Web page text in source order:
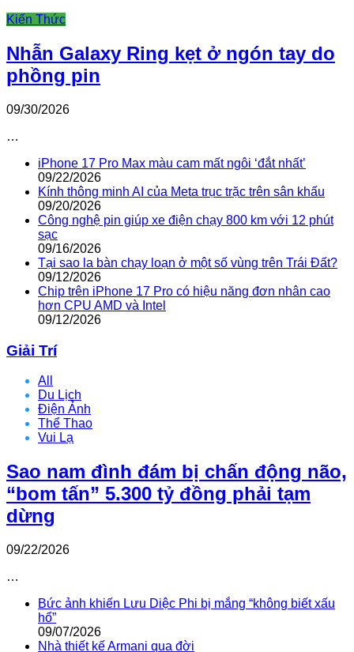
Kiến Thức
Nhẫn Galaxy Ring kẹt ở ngón tay do
phồng pin
09/30/2026
…
iPhone 17 Pro Max màu cam mất ngôi ‘đắt nhất’
09/22/2026
Kính thông minh AI của Meta trục trặc trên sân khấu
09/20/2026
Công nghệ pin giúp xe điện chạy 800 km với 12 phút
sạc
09/16/2026
Tại sao la bàn chạy loạn ở một số vùng trên Trái Đất?
09/12/2026
Chip trên iPhone 17 Pro có hiệu năng đơn nhân cao
hơn CPU AMD và Intel
09/12/2026
Giải Trí
All
Du Lịch
Điện Ảnh
Thể Thao
Vui Lạ
Sao nam đình đám bị chấn động não,
“bom tấn” 5.300 tỷ đồng phải tạm
dừng
09/22/2026
…
Bức ảnh khiến Lưu Diệc Phi bị mắng “không biết xấu
hổ”
09/07/2026
Nhà thiết kế Armani qua đời